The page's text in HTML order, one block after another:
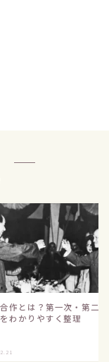
作とは？第一次・第二
わかりやすく整理